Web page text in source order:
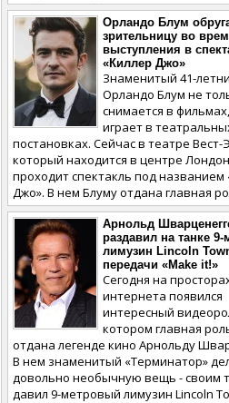
Орландо Блум
зрительницу во
выступления в
«Киллер Джо»
Знаменитый 41-
Орландо Блум не
снимается в
играет в
постановках. Сейчас в театре Вест-
который находится в центре
проходит спектакль под названием
Джо». В нем Блуму отдана главная
Арнольд
раздавил на танке
лимузин Lincoln
передачи «Make it!»
Сегодня на
интернета появился
интересный
котором главная
отдана легенде кино Арнольду
В нем знаменитый «Терминатор»
довольно необычную вещь - своим
давил 9-метровый лимузин Lincoln